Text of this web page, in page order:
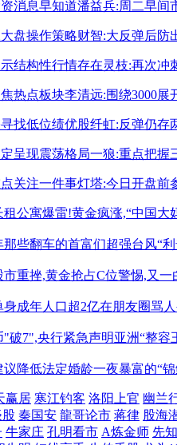
消息早知道潘益兵:周二早间
盘操作策略财智:大反弹后防
结构性行情存在灵枝:再次冲
热点板块李清远:围绕3000展
找低位绩优股纤虹:反弹仍存
呈现震荡格局一狼:重点把握
关注一件事灯塔:今日开盘前
租公寓爆雷!黄金疯涨,“中国大
那些翻车的首富们超强台风“
市重挫,黄金抢占C位警惕,又一
身成年人口超2亿在朋友圈骂
"破7",央行紧急声明亚洲“整容
议降低法定婚龄一夜暴富的“
赢居 寒江钓客 洛阳上官 幽兰
秦国安 龍哥论市 蒋律 股海
牛家庄 孔明看市 A炼金师 先